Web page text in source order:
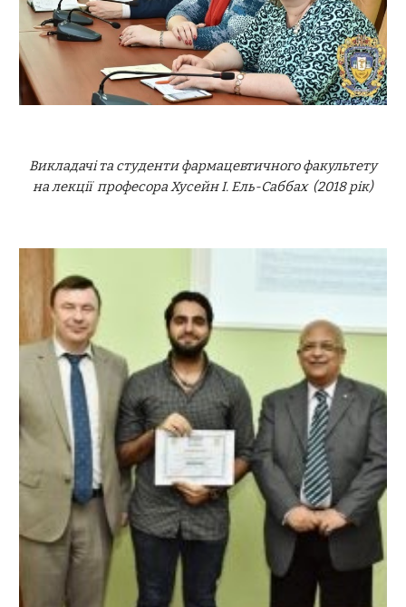
Викладачі та студенти фармацевтичного факультету
на лекції професора Хусейн І. Ель-Саббах (2018 рік)